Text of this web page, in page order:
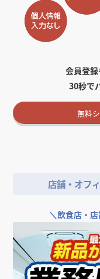
会員登
30秒で
無料
店舗・オフ
＼飲食店・